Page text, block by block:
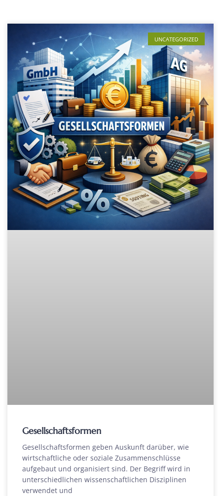
UNCATEGORIZED
Gesellschaftsformen
Gesellschaftsformen geben Auskunft darüber, wie
wirtschaftliche oder soziale Zusammenschlüsse
aufgebaut und organisiert sind. Der Begriff wird in
unterschiedlichen wissenschaftlichen Disziplinen
verwendet und